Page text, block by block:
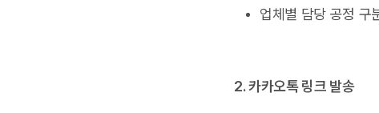
업체별 담당 공정 구
2. 카카오톡 링크 발송